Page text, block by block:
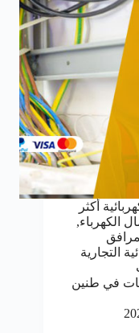
أكثر
الكهرباء,
التجارية
في طنين